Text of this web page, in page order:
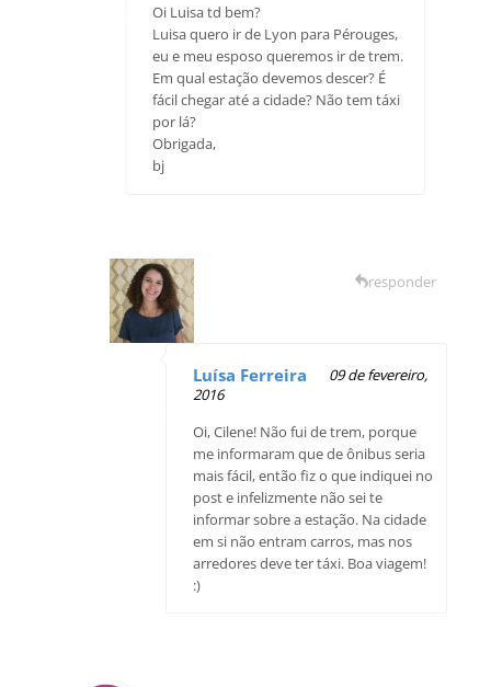
Oi Luisa td bem?
Luisa quero ir de Lyon para Pérouges,
eu e meu esposo queremos ir de trem.
Em qual estação devemos descer? É
fácil chegar até a cidade? Não tem táxi
por lá?
Obrigada,
bj
Luísa Ferreira
09 de fevereiro,
2016
Oi, Cilene! Não fui de trem, porque
me informaram que de ônibus seria
mais fácil, então fiz o que indiquei no
post e infelizmente não sei te
informar sobre a estação. Na cidade
em si não entram carros, mas nos
arredores deve ter táxi. Boa viagem!
:)
responder